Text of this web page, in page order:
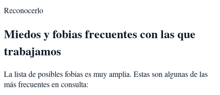
Reconocerlo
Miedos y fobias frecuentes con las que
trabajamos
La lista de posibles fobias es muy amplia. Estas son algunas de las
más frecuentes en consulta: